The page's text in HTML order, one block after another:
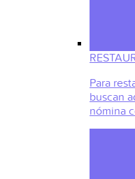
Para
buscan
nómina